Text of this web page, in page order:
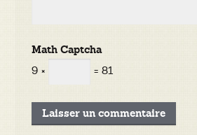
Math Captcha
9 ×
= 81